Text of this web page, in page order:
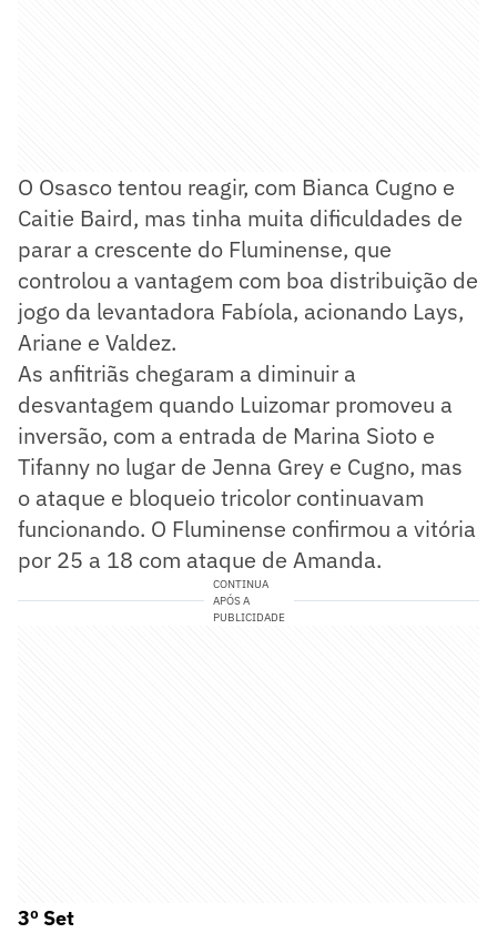
O Osasco tentou reagir, com Bianca Cugno e
Caitie Baird, mas tinha muita dificuldades de
parar a crescente do Fluminense, que
controlou a vantagem com boa distribuição de
jogo da levantadora Fabíola, acionando Lays,
Ariane e Valdez.
As anfitriãs chegaram a diminuir a
desvantagem quando Luizomar promoveu a
inversão, com a entrada de Marina Sioto e
Tifanny no lugar de Jenna Grey e Cugno, mas
o ataque e bloqueio tricolor continuavam
funcionando. O Fluminense confirmou a vitória
por 25 a 18 com ataque de Amanda.
CONTINUA
APÓS A
PUBLICIDADE
3º Set